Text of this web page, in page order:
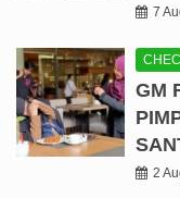
7
GM
2